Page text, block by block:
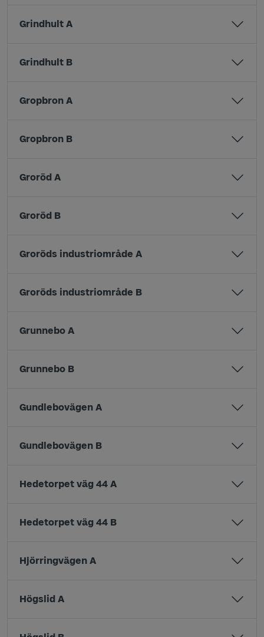
Grindhult A
Grindhult B
Gropbron A
Gropbron B
Groröd A
Groröd B
Groröds industriområde A
Groröds industriområde B
Grunnebo A
Grunnebo B
Gundlebovägen A
Gundlebovägen B
Hedetorpet väg 44 A
Hedetorpet väg 44 B
Hjörringvägen A
Högslid A